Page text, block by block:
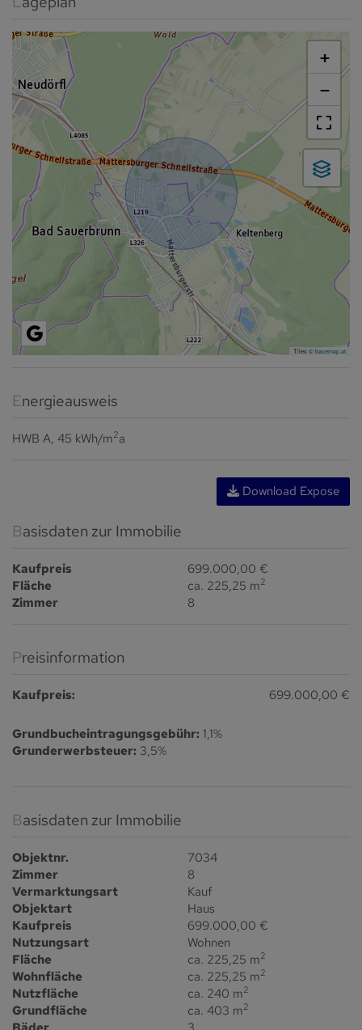
+
−
Tiles ©basemap.at
Energieausweis
HWB A, 45 kWh/m2a
Download Expose
Basisdaten zur Immobilie
Kaufpreis
699.000,00 €
Fläche
ca. 225,25 m2
Zimmer 8
Preisinformation
Kaufpreis: 699.000,00 €
Grundbucheintragungsgebühr: 1,1%
Grunderwerbsteuer: 3,5%
Basisdaten zur Immobilie
Objektnr.
7034
Zimmer
8
Vermarktungsart
Kauf
Objektart
Haus
Kaufpreis
699.000,00 €
Nutzungsart
Wohnen
Fläche
ca. 225,25 m2
Wohnfläche ca. 225,25 m2
Nutzfläche ca. 240 m2
Grundfläche ca. 403 m2